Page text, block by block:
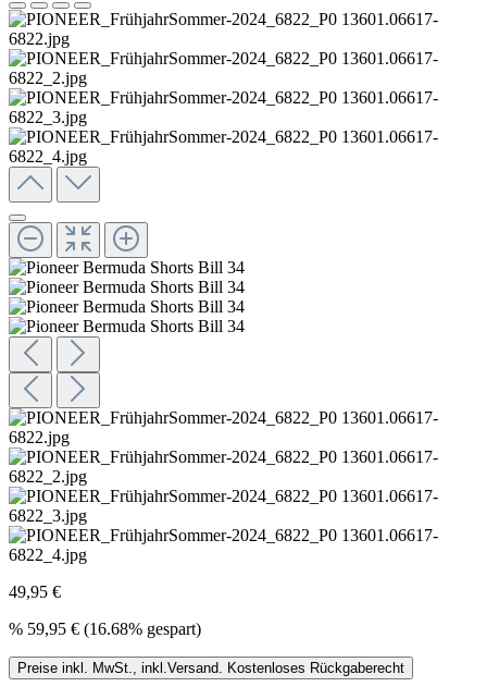
49,95 €
% 59,95 € (16.68% gespart)
Preise inkl. MwSt., inkl.Versand. Kostenloses Rückgaberecht